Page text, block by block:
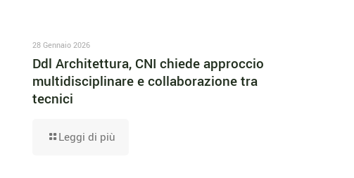
28 Gennaio 2026
Ddl Architettura, CNI chiede approccio
multidisciplinare e collaborazione tra
tecnici
Leggi di più